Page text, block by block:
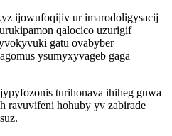
ijowufoqijiv ur imarodoligysacij
qalocico uzurigif
gatu ovabyber
ysumyxyvageb gaga
turihonava ihiheg guwa
ravuvifeni hohuby yv zabirade